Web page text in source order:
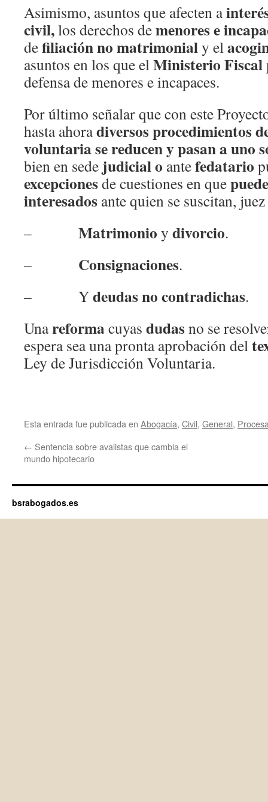
Asimismo, asuntos que afecten a
civil,los derechos demenores e
defiliación no matrimonialy el
asuntos en los que elMinisterio Fiscal
defensa de menores e incapaces.
Por último señalar que con este
hasta ahoradiversos procedimientos
voluntaria se reducen y pasan a uno
bien en sede judicialo antefedatario
excepcionesde cuestiones en que
interesados ante quien se suscitan,
– Matrimonio y divorcio.
– Consignaciones.
– Ydeudas no contradichas.
Unareformacuyas dudasno se
espera sea una pronta aprobación del
Ley de Jurisdicción Voluntaria.
Esta entrada fue publicada en Abogacía, Civil, General,
← Sentencia sobre avalistas que cambia el
mundo hipotecario
bsrabogados.es